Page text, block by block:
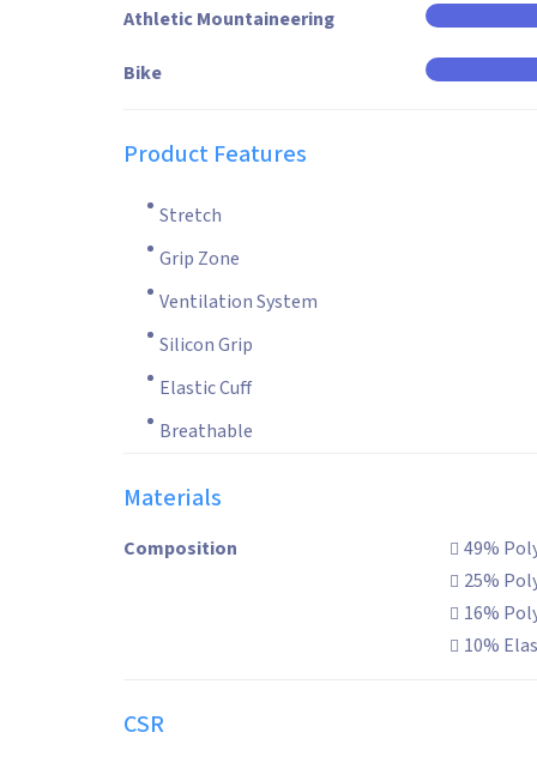
Athletic Mountaineering
Bike
Product Features
Stretch
Grip Zone
Ventilation System
Silicon Grip
Elastic Cuff
Breathable
Materials
Composition
49%
25%
16%
10%
CSR